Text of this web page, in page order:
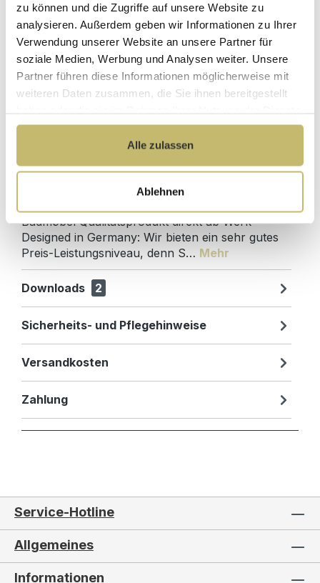
zu können und die Zugriffe auf unsere Website zu
analysieren. Außerdem geben wir Informationen zu Ihrer
Verwendung unserer Website an unsere Partner für
soziale Medien, Werbung und Analysen weiter. Unsere
Partner führen diese Informationen möglicherweise mit
weiteren Daten zusammen, die Sie ihnen bereitgestellt
gesammelt haben.
Alle zulassen
Ablehnen
Kundenbetreuung
mit bester
Bewertung
Gut verpackt für
beschädigungsfreie
Lieferung
Designed in
Germany
1 Monat risikofreies
Rückgaberecht
Badmöbel Qualitätsprodukt direkt ab Werk -
Designed in Germany: Wir bieten ein sehr gutes
Preis-Leistungsniveau, denn S… Mehr
Downloads 2
Sicherheits- und Pflegehinweise
Versandkosten
Zahlung
Service-Hotline
Allgemeines
Informationen